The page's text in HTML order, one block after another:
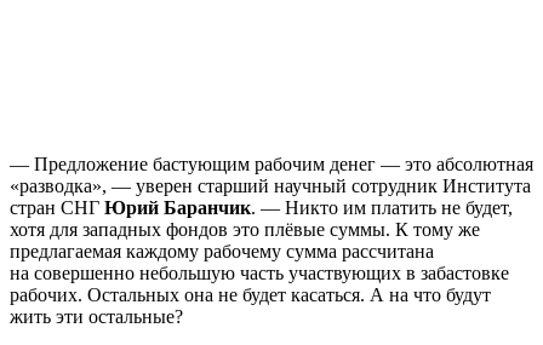
— Предложение бастующим рабочим денег — это абсолютная
«разводка», — уверен старший научный сотрудник Института
стран СНГ Юрий Баранчик. — Никто им платить не будет,
хотя для западных фондов это плёвые суммы. К тому же
предлагаемая каждому рабочему сумма рассчитана
на совершенно небольшую часть участвующих в забастовке
рабочих. Остальных она не будет касаться. А на что будут
жить эти остальные?